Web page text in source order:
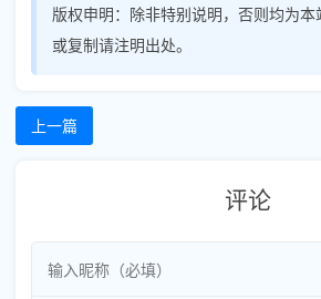
版权申明： 除非特别说明，否则均为
或复制请注明出处。
上一篇
评论